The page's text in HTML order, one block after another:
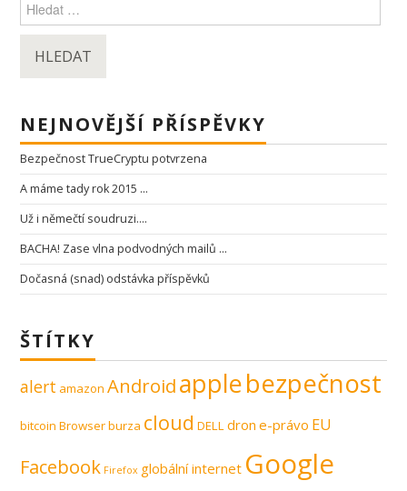
NEJNOVĚJŠÍ PŘÍSPĚVKY
Bezpečnost TrueCryptu potvrzena
A máme tady rok 2015 …
Už i němečtí soudruzi….
BACHA! Zase vlna podvodných mailů …
Dočasná (snad) odstávka příspěvků
ŠTÍTKY
alert amazon Androidapplebezpečnost
bitcoin Browserburza cloud DELLdron e-právo EU
Facebook Firefox globální internet Google